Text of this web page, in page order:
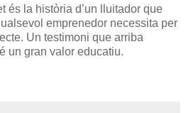
és la història d’un lluitador que
emprenedor necessita per
Un testimoni que arriba
un gran valor educatiu.